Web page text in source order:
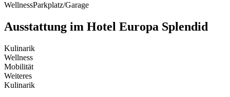
WellnessParkplatz/Garage
Ausstattung im Hotel Europa Splendid
Kulinarik
Wellness
Mobilität
Weiteres
Kulinarik